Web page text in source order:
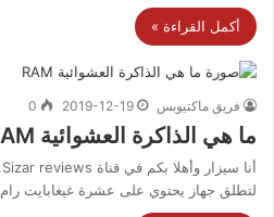
أكمل القراءة »
فريق ماكتيوبس 2019-12-19
0
ما هي الذاكرة العشوائية RAM
لتطلق جهاز يحتوي على عشرة غيغابايت رامRAM،…